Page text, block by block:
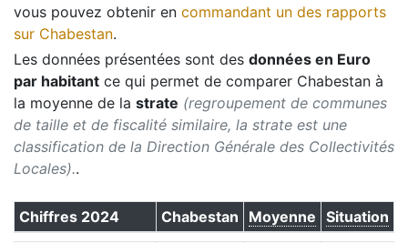
vous pouvez obtenir en commandant un des rapports
sur Chabestan.
Les données présentées sont des données en Euro
par habitant ce qui permet de comparer Chabestan à
la moyenne de la strate (regroupement de communes
de taille et de fiscalité similaire, la strate est une
classification de la Direction Générale des Collectivités
Locales)..
Chiffres 2024 Chabestan Moyenne Situation